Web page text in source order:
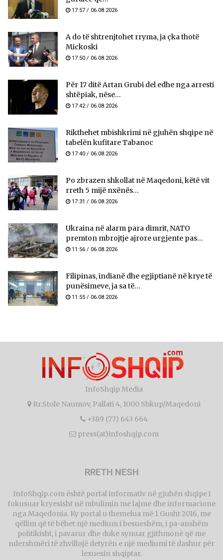
17:57 / 06.08.2026
A do të shtrenjtohet rryma, ja çka thotë
Mickoski
17:50 / 06.08.2026
Për 17 ditë Artan Grubi del edhe nga arresti
shtëpiak, nëse...
17:42 / 06.08.2026
Rikthehet mbishkrimi në gjuhën shqipe në
tabelën kufitare Tabanoc
17:40 / 06.08.2026
Po zbrazen shkollat në Maqedoni, këtë vit
rreth 5 mijë nxënës...
17:31 / 06.08.2026
Ukraina në alarm para dimrit, NATO
premton mbrojtje ajrore urgjente pas...
11:56 / 06.08.2026
Filipinas, indianë dhe egjiptianë në krye të
punësimeve, ja sa të...
11:55 / 06.08.2026
InfoShqip Media
Rr.Stole Naumov, Pallati 4, 1000 Shkup/Maqedoni
+389 (77) 643 664
press(at)infoshqip.com
RRETH NESH
InfoShqip.com është portal informativ në gjuhën shqipe i
fokusuar kryesisht në mbulimin me lajme dhe informacione
nga Maqedonia. Ky portal u themelua më 1 Gusht 2016, me
qëllim që të bëhet një medium i besueshëm, i pa-anshëm
politikisht, i pavarur dhe duke synuar gjithmonë që me
ndershmëri të zhvillojë detyrën e një mediumi të dashur për
lexuesin shqiptar.